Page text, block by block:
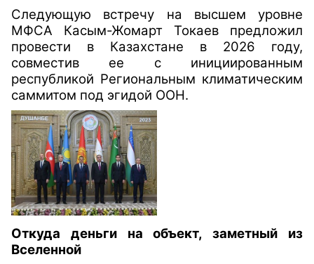
Следующую встречу на высшем уровне
МФСА Касым-Жомарт Токаев предложил
провести в Казахстане в 2026 году,
совместив ее с инициированным
республикой Региональным климатическим
саммитом под эгидой ООН.
Откуда деньги на объект, заметный из
Вселенной